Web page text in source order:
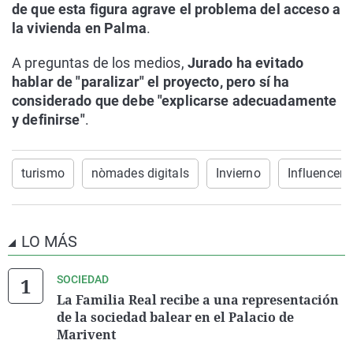
de que esta figura agrave el problema del acceso a
la vivienda en Palma.
A preguntas de los medios, Jurado ha evitado
hablar de "paralizar" el proyecto, pero sí ha
considerado que debe "explicarse adecuadamente
y definirse".
turismo nòmades digitals Invierno Influencers
LO MÁS
SOCIEDAD
La Familia Real recibe a una representación
de la sociedad balear en el Palacio de
Marivent